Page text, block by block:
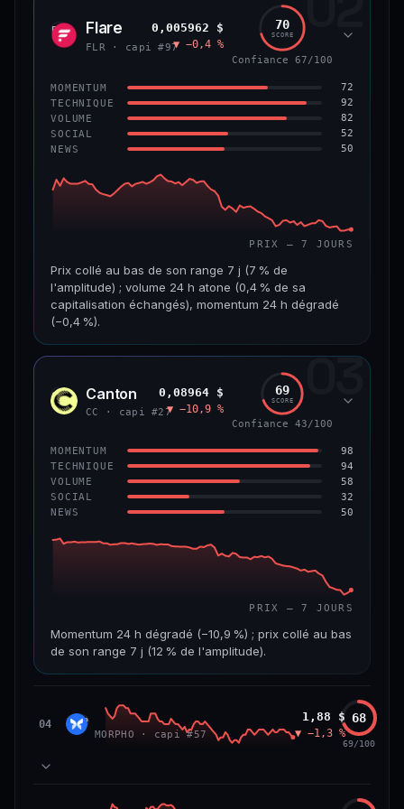
VAR. 7 J VAR. 30 J
+2,5 %
VS ATH
−45,9 %
CONFIANCE 65/100
FLR Flare
FLR · capi #97
0,005962 $
▼ −0,4 %
70
SCORE
Confiance 67/100
MOMENTUM 72
TECHNIQUE 92
VOLUME 82
SOCIAL 52
NEWS 50
PRIX — 7 JOURS
Prix collé au bas de son range 7 j (7 % de
l'amplitude) ; volume 24 h atone (0,4 % de sa
capitalisation échangés), momentum 24 h dégradé
(−0,4 %).
CAP. MARCHÉ VOLUME 24 H
VAR. 7 J VAR. 30 J
−8,8 %
VS ATH
−96,0 %
RANG CAPI.
#97
CONFIANCE 67/100
03
CC Canton
CC · capi #27
0,08964 $
▼ −10,9 %
69
SCORE
Confiance 43/100
MOMENTUM 98
TECHNIQUE 94
VOLUME 58
SOCIAL 32
NEWS 50
PRIX — 7 JOURS
Momentum 24 h dégradé (−10,9 %) ; prix collé au bas
de son range 7 j (12 % de l'amplitude).
3,5 Md$
VAR. 7 J VAR. 30 J
04 MORP Morpho
MORPHO · capi #57
1,88 $
▼ −1,3 %
68
69/100
84